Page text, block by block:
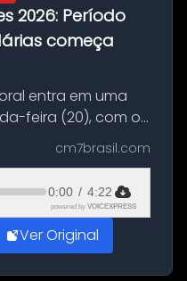
2026: Período
começa
entra em uma
feira (20), com o
às convenções
partidos e
cm7brasil.com
0:00 / 4:22
powered by VOICEXPRESS
Ver Original